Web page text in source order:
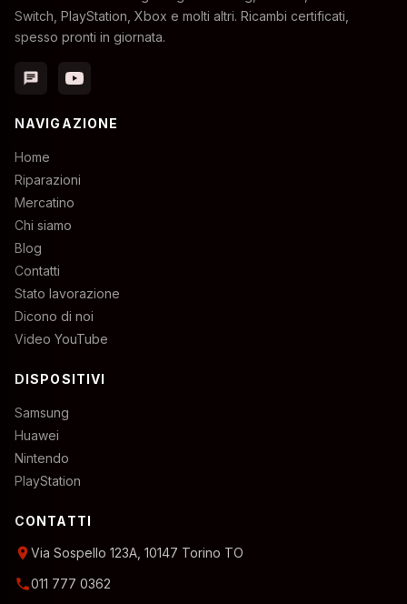
Switch, PlayStation, Xbox e molti altri. Ricambi certificati,
spesso pronti in giornata.
chat
NAVIGAZIONE
Home
Riparazioni
Mercatino
Chi siamo
Blog
Contatti
Stato lavorazione
Dicono di noi
Video YouTube
DISPOSITIVI
Samsung
Huawei
Nintendo
PlayStation
CONTATTI
location_onVia Sospello 123A, 10147 Torino TO
phone011 777 0362